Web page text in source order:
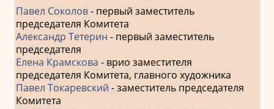
Павел Соколов- первый заместитель
председателя Комитета
Александр Тетерин - первый заместитель
председателя
Елена Крамскова - врио заместителя
председателя Комитета, главного художника
Павел Токаревский - заместитель председателя
Комитета